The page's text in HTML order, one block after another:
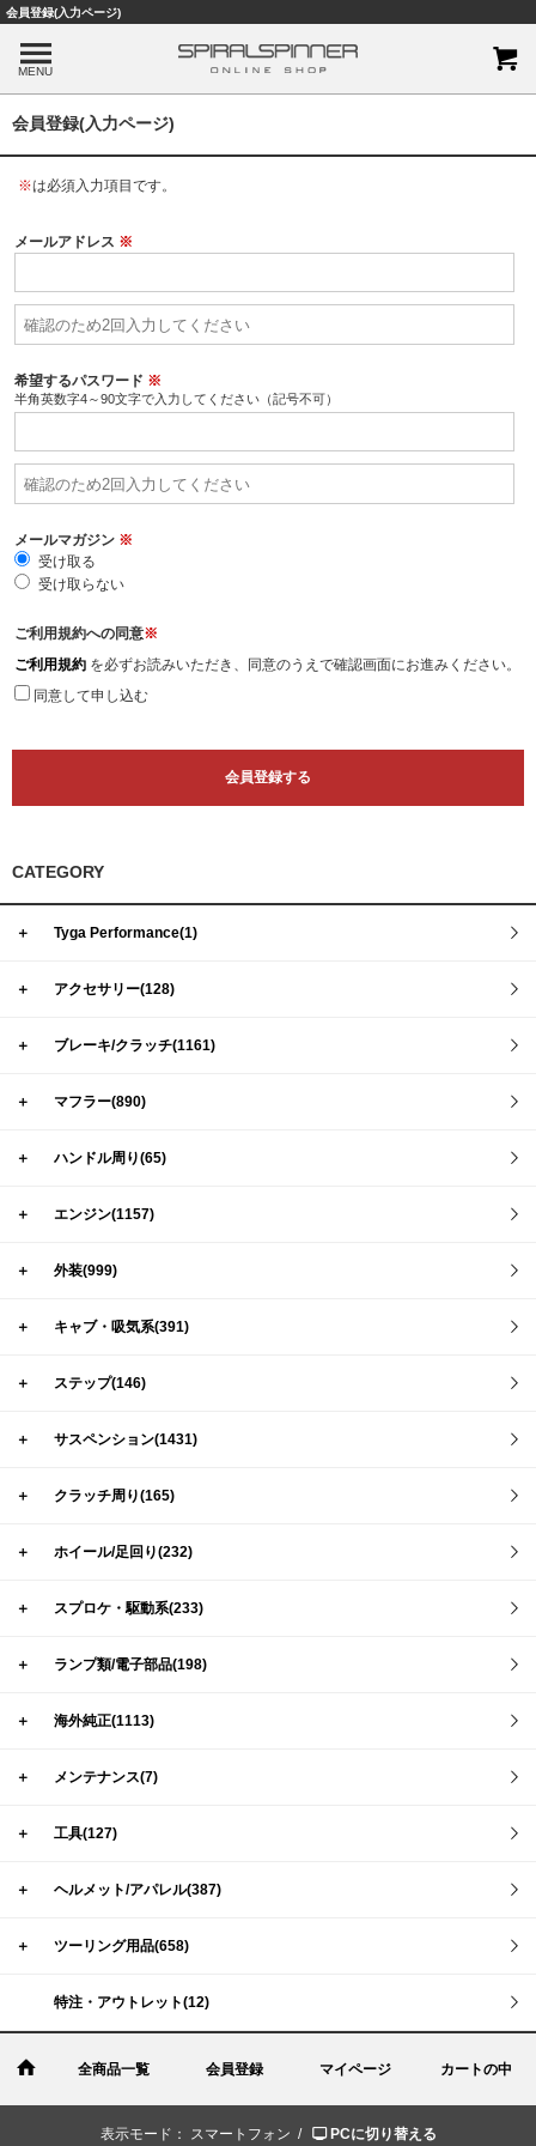
会員登録(入力ページ)
MENU
会員登録(入力ページ)
※は必須入力項目です。
メールアドレス ※
希望するパスワード ※
半角英数字4～90文字で入力してください（記号不可）
メールマガジン ※
受け取る
受け取らない
ご利用規約への同意※
ご利用規約 を必ずお読みいただき、同意のうえで確認画面にお進みください。
同意して申し込む
CATEGORY
＋ Tyga Performance(1)
＋ アクセサリー(128)
＋ ブレーキ/クラッチ(1161)
＋ マフラー(890)
＋ ハンドル周り(65)
＋ エンジン(1157)
＋ 外装(999)
＋ キャブ・吸気系(391)
＋ ステップ(146)
＋ サスペンション(1431)
＋ クラッチ周り(165)
＋ ホイール/足回り(232)
＋ スプロケ・駆動系(233)
＋ ランプ類/電子部品(198)
＋ 海外純正(1113)
＋ メンテナンス(7)
＋ 工具(127)
＋ ヘルメット/アパレル(387)
＋ ツーリング用品(658)
特注・アウトレット(12)
全商品一覧 会員登録 マイページ カートの中
表示モード： スマートフォン / PCに切り替える